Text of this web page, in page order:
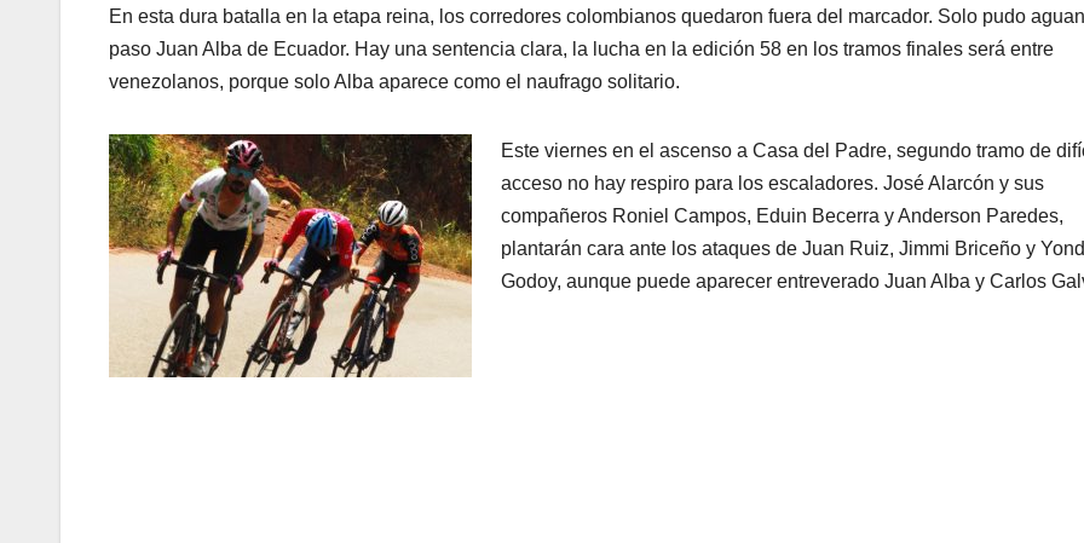
En esta dura batalla en la etapa reina, los corredores colombianos quedaron fuera del marcador. Solo pudo
paso Juan Alba de Ecuador. Hay una sentencia clara, la lucha en la edición 58 en los tramos finales será entre
venezolanos, porque solo Alba aparece como el naufrago solitario.
Este viernes en el ascenso a Casa del Padre, segundo tramo de
acceso no hay respiro para los escaladores. José Alarcón y sus
compañeros Roniel Campos, Eduin Becerra y Anderson Paredes,
plantarán cara ante los ataques de Juan Ruiz, Jimmi Briceño y
Godoy, aunque puede aparecer entreverado Juan Alba y Carlos